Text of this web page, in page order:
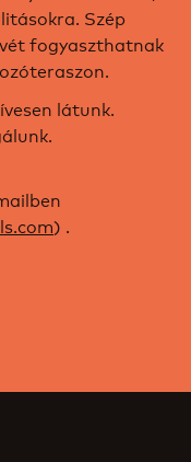
Szép
fogyaszthatnak
látunk.
) .